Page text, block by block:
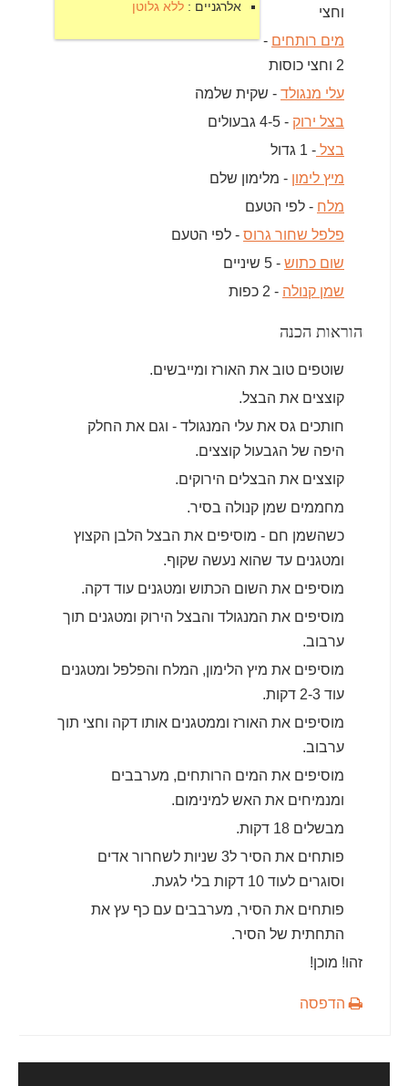
אלרגניים : ללא גלוטן
וחצי
מים רותחים -
2 וחצי כוסות
עלי מנגולד - שקית שלמה
בצל ירוק - 4-5 גבעולים
בצל - 1 גדול
מיץ לימון - מלימון שלם
מלח - לפי הטעם
פלפל שחור גרוס - לפי הטעם
שום כתוש - 5 שיניים
שמן קנולה - 2 כפות
הוראות הכנה
שוטפים טוב את האורז ומייבשים.
קוצצים את הבצל.
חותכים גס את עלי המנגולד - וגם את החלק
היפה של הגבעול קוצצים.
קוצצים את הבצלים הירוקים.
מחממים שמן קנולה בסיר.
כשהשמן חם - מוסיפים את הבצל הלבן הקצוץ
ומטגנים עד שהוא נעשה שקוף.
מוסיפים את השום הכתוש ומטגנים עוד דקה.
מוסיפים את המנגולד והבצל הירוק ומטגנים תוך
ערבוב.
מוסיפים את מיץ הלימון, המלח והפלפל ומטגנים
עוד 2-3 דקות.
מוסיפים את האורז וממטגנים אותו דקה וחצי תוך
ערבוב.
מוסיפים את המים הרותחים, מערבבים
ומנמיחים את האש למינימום.
מבשלים 18 דקות.
פותחים את הסיר ל3 שניות לשחרור אדים
וסוגרים לעוד 10 דקות בלי לגעת.
פותחים את הסיר, מערבבים עם כף עץ את
התחתית של הסיר.
זהו! מוכן!
הדפסה